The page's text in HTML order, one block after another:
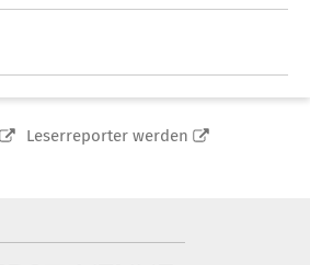
Leserreporter werden